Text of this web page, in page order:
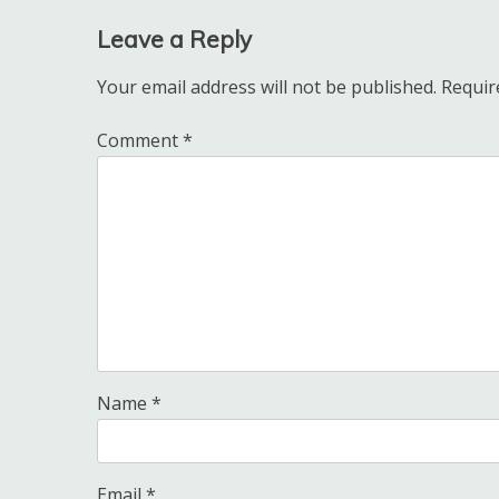
Leave a Reply
Your email address will not be published.
Comment*
Name *